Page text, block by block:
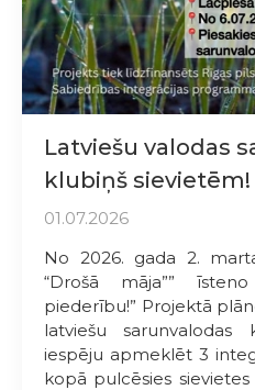
Latviešu valodas
klubiņš sievietēm!
01.07.2026
No 2026. gada 2.
“Drošā māja””
piederību!” Projektā
latviešu
iespēju apmeklēt 3
kopā pulcēsies